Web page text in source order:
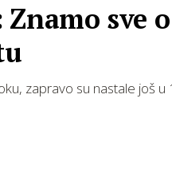
sve o
zapravo su nastale još u